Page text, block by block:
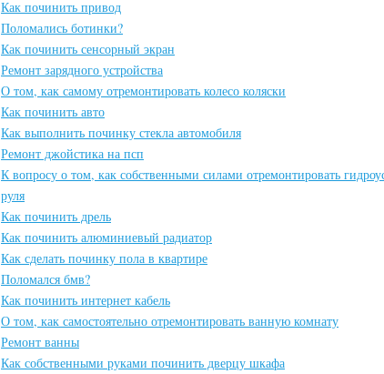
Как починить привод
Поломались ботинки?
Как починить сенсорный экран
Ремонт зарядного устройства
О том, как самому отремонтировать колесо коляски
Как починить авто
Как выполнить починку стекла автомобиля
Ремонт джойстика на псп
К вопросу о том, как собственными силами отремонтировать
руля
Как починить дрель
Как починить алюминиевый радиатор
Как сделать починку пола в квартире
Поломался бмв?
Как починить интернет кабель
О том, как самостоятельно отремонтировать ванную комнату
Ремонт ванны
Как собственными руками починить дверцу шкафа